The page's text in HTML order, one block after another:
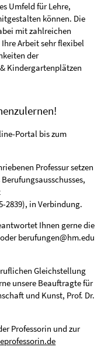
Umfeld für Lehre,
können. Die
mit zahlreichen
Arbeit sehr flexibel
der
Kindergartenplätzen
Portal bis zum
Professur setzen
2839), in Verbindung.
Ihnen gerne die
berufungen@hm.edu
Gleichstellung
unsere Beauftragte für
und Kunst, Prof. Dr.
Professorin und zur